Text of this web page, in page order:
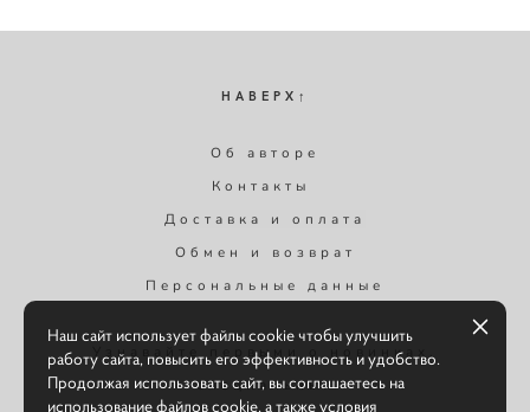
НАВЕРХ↑
Об авторе
Контакты
Доставка и оплата
Обмен и возврат
Персональные данные
Узнавайте первыми о новинках,
специальных
Наш сайт использует файлы cookie чтобы улучшить
работу сайта, повысить его эффективность и удобство.
Продолжая использовать сайт, вы соглашаетесь на
использование файлов cookie, а также условия